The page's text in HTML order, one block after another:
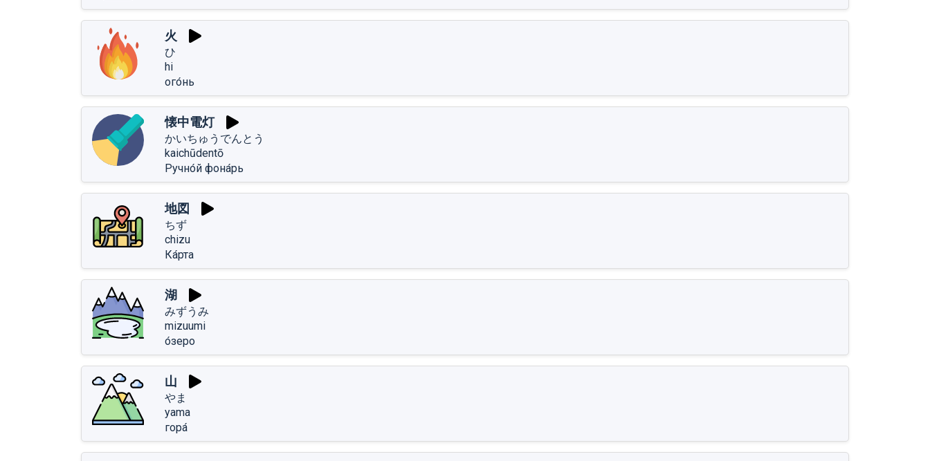
火
ひ
hi
ого́нь
懐中電灯
かいちゅうでんとう
kaichūdentō
Ручно́й фона́рь
地図
ちず
chizu
Ка́рта
湖
みずうみ
mizuumi
о́зеро
山
やま
yama
гора́